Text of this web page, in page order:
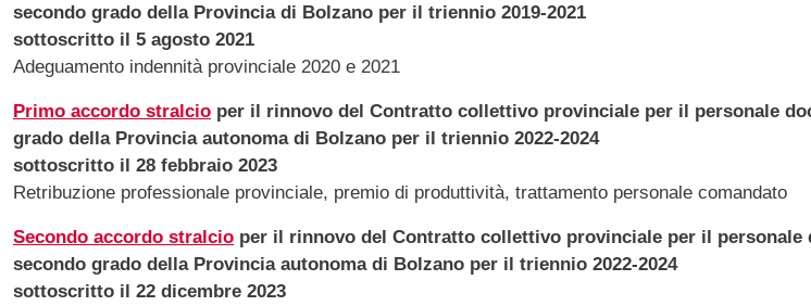
secondo grado della Provincia di Bolzano per il triennio 2019-2021
sottoscritto il 5 agosto 2021
Adeguamento indennità provinciale 2020 e 2021
Primo accordo stralcio per il rinnovo del Contratto collettivo provinciale per il personale
grado della Provincia autonoma di Bolzano per il triennio 2022-2024
sottoscritto il 28 febbraio 2023
Retribuzione professionale provinciale, premio di produttività, trattamento personale comandato
Secondo accordo stralcio per il rinnovo del Contratto collettivo provinciale per il
secondo grado della Provincia autonoma di Bolzano per il triennio 2022-2024
sottoscritto il 22 dicembre 2023